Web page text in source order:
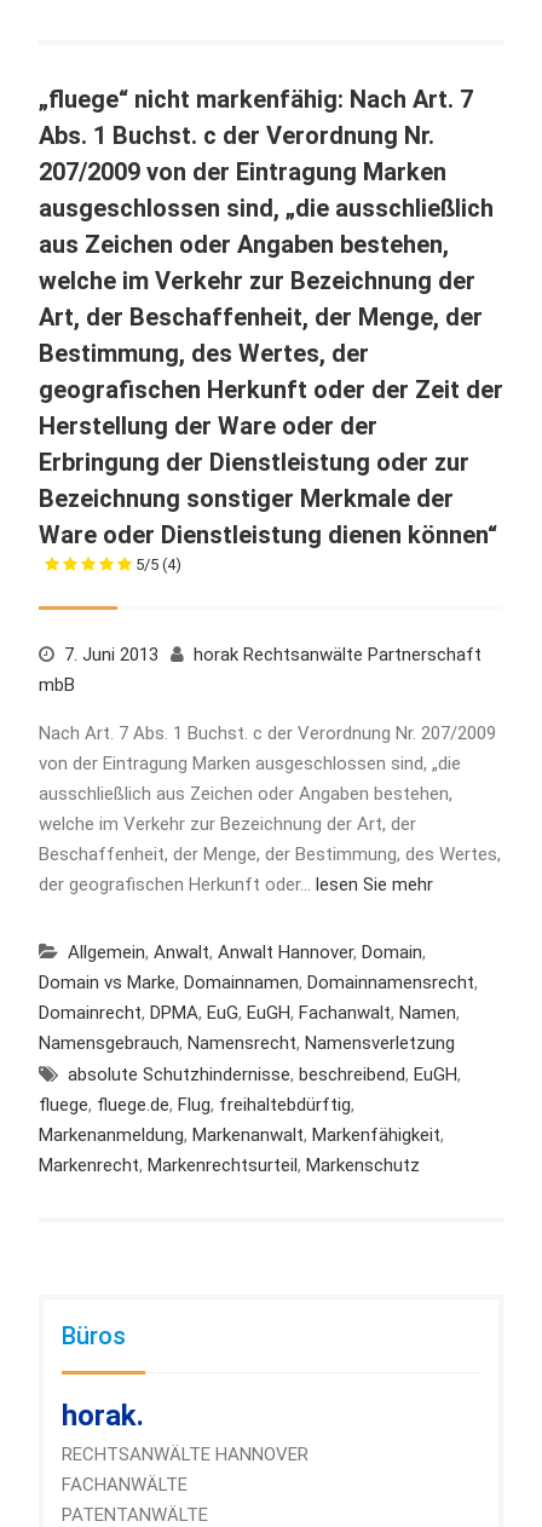
„fluege“ nicht markenfähig: Nach Art. 7
Abs. 1 Buchst. c der Verordnung Nr.
207/2009 von der Eintragung Marken
ausgeschlossen sind, „die ausschließlich
aus Zeichen oder Angaben bestehen,
welche im Verkehr zur Bezeichnung der
Art, der Beschaffenheit, der Menge, der
Bestimmung, des Wertes, der
geografischen Herkunft oder der Zeit der
Herstellung der Ware oder der
Erbringung der Dienstleistung oder zur
Bezeichnung sonstiger Merkmale der
Ware oder Dienstleistung dienen können“
5/5 (4)
7. Juni 2013
horak Rechtsanwälte Partnerschaft
mbB
Nach Art. 7 Abs. 1 Buchst. c der Verordnung Nr. 207/2009
von der Eintragung Marken ausgeschlossen sind, „die
ausschließlich aus Zeichen oder Angaben bestehen,
welche im Verkehr zur Bezeichnung der Art, der
Beschaffenheit, der Menge, der Bestimmung, des Wertes,
der geografischen Herkunft oder… lesen Sie mehr
Allgemein, Anwalt, Anwalt Hannover, Domain,
Domain vs Marke, Domainnamen, Domainnamensrecht,
Domainrecht, DPMA, EuG, EuGH, Fachanwalt, Namen,
Namensgebrauch, Namensrecht, Namensverletzung
absolute Schutzhindernisse, beschreibend, EuGH,
fluege, fluege.de, Flug, freihaltebdürftig,
Markenanmeldung, Markenanwalt, Markenfähigkeit,
Markenrecht, Markenrechtsurteil, Markenschutz
Büros
horak.
RECHTSANWÄLTE HANNOVER
FACHANWÄLTE
PATENTANWÄLTE